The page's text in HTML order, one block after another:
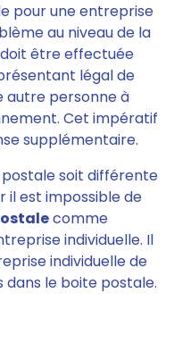
pour une entreprise
au niveau de la
être effectuée
légal de
autre personne à
Cet impératif
supplémentaire.
postale soit différente
il est impossible de
comme
individuelle. Il
individuelle de
le boite postale.